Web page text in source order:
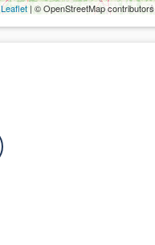
Leaflet | © OpenStreetMap contributors